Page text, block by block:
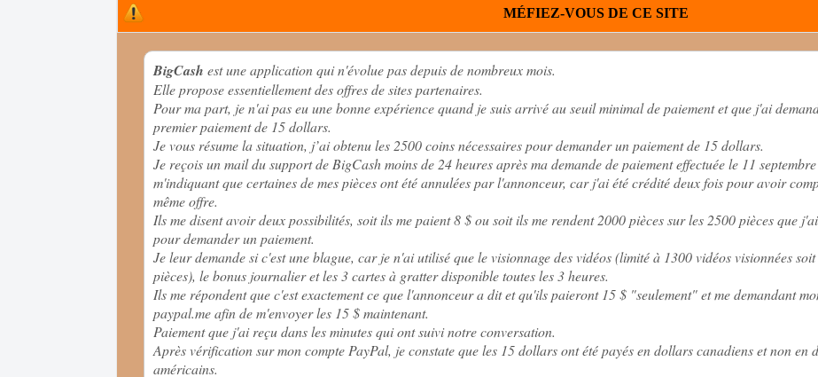
MÉFIEZ-VOUS DE CE SITE
BigCash est une application qui n'évolue pas depuis de nombreux mois.
Elle propose essentiellement des offres de sites partenaires.
Pour ma part, je n'ai pas eu une bonne expérience quand je suis arrivé au seuil minimal de paiement et que j'ai
premier paiement de 15 dollars.
Je vous résume la situation, j’ai obtenu les 2500 coins nécessaires pour demander un paiement de 15 dollars.
Je reçois un mail du support de BigCash moins de 24 heures après ma demande de paiement effectuée le 11
m'indiquant que certaines de mes pièces ont été annulées par l'annonceur, car j'ai été crédité deux fois pour avoir
même offre.
Ils me disent avoir deux possibilités, soit ils me paient 8 $ ou soit ils me rendent 2000 pièces sur les 2500 pièces que
pour demander un paiement.
Je leur demande si c'est une blague, car je n'ai utilisé que le visionnage des vidéos (limité à 1300 vidéos visionnées
pièces), le bonus journalier et les 3 cartes à gratter disponible toutes les 3 heures.
Ils me répondent que c'est exactement ce que l'annonceur a dit et qu'ils paieront 15 $ "seulement" et me demandant
paypal.me afin de m'envoyer les 15 $ maintenant.
Paiement que j'ai reçu dans les minutes qui ont suivi notre conversation.
Après vérification sur mon compte PayPal, je constate que les 15 dollars ont été payés en dollars canadiens et non en
américains.